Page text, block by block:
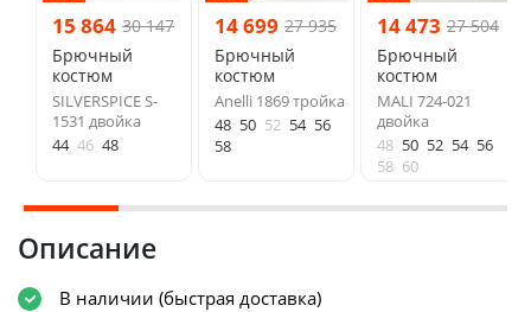
15 864 30 147
Брючный
костюм
SILVERSPICE S-
1531 двойка
44 46 48
14 699 27 935
Брючный
костюм
Anelli 1869 тройка
48 50 52 54 56
58
14 473 27 504
Брючный
костюм
MALI 724-021
двойка
48 50 52 54 56
58 60
Описание
В наличии (быстрая доставка)